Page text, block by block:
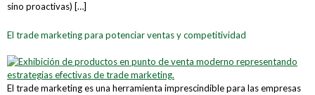
sino proactivas) […]
El trade marketing para potenciar ventas y competitividad
El trade marketing es una herramienta imprescindible para las empresas